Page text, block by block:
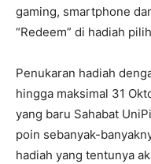
gaming, smartphone
“Redeem” di hadiah
Penukaran hadiah
hingga maksimal 31
yang baru Sahabat
poin sebanyak-
hadiah yang tentunya